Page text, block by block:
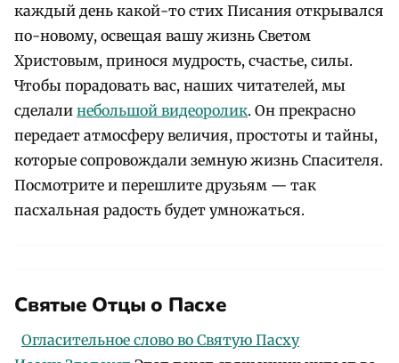
каждый день какой-то стих Писания открывался
по-новому, освещая вашу жизнь Светом
Христовым, принося мудрость, счастье, силы.
Чтобы порадовать вас, наших читателей, мы
сделали небольшой видеоролик. Он прекрасно
передает атмосферу величия, простоты и тайны,
которые сопровождали земную жизнь Спасителя.
Посмотрите и перешлите друзьям — так
пасхальная радость будет умножаться.
Святые Отцы о Пасхе
Огласительное слово во Святую Пасху